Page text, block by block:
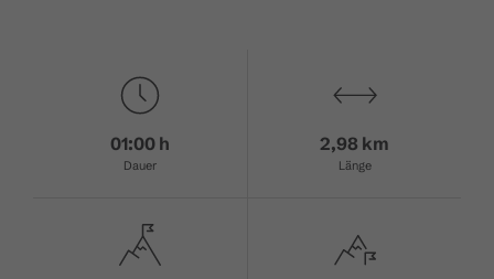
01:00 h
Dauer
2,98 km
Länge